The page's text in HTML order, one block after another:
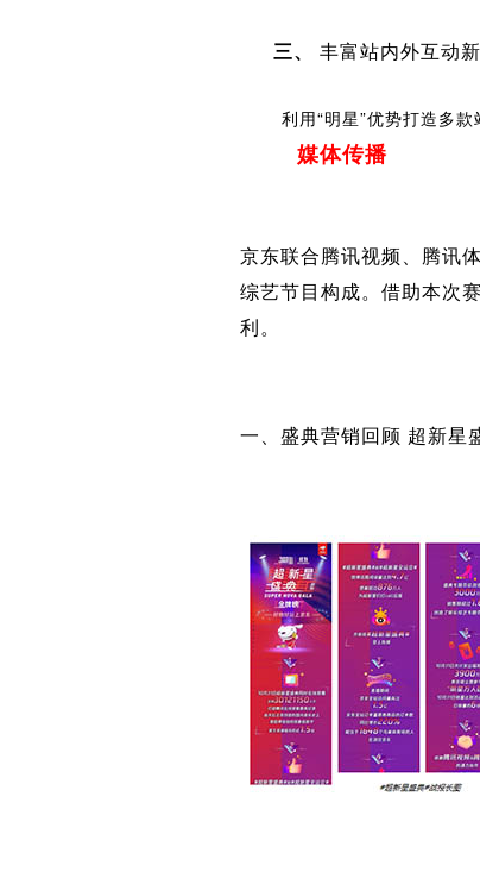
三、 丰富站内外互动
利用“明星”优势打造多款
媒体传播
京东联合腾讯视频、腾讯
综艺节目构成。借助本次
利。
一、盛典营销回顾 超新星